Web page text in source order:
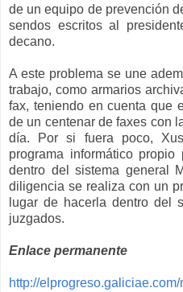
de un equipo de prevención
sendos escritos al
decano.
A este problema se une
trabajo, como armarios
fax, teniendo en cuenta que
de un centenar de faxes con
día. Por si fuera poco,
programa informático
dentro del sistema general
diligencia se realiza con un
lugar de hacerla dentro del
juzgados.
Enlace permanente
http://elprogreso.galiciae.com/